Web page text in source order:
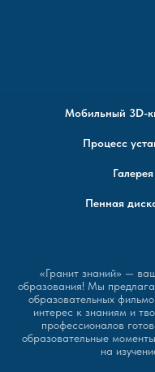
Мобильный 3D-
Процесс
Пенная
«Гранит знаний» —
образования! Мы
образовательных
интерес к знаниям и
профессионалов
образовательные
на